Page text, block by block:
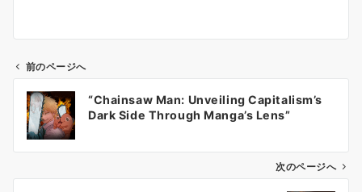
ビ
前のページへ
“Chainsaw Man: Unveiling Capitalism’s
Dark Side Through Manga’s Lens”
次のページへ